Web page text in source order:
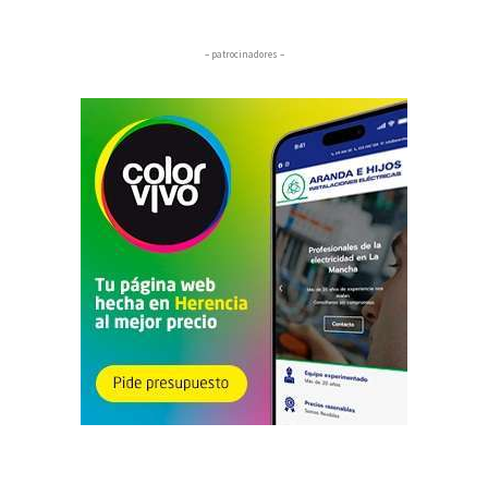
– patrocinadores –